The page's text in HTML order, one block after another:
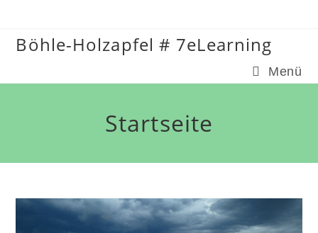
springen
Böhle-Holzapfel # 7eLearning
Menü
Startseite